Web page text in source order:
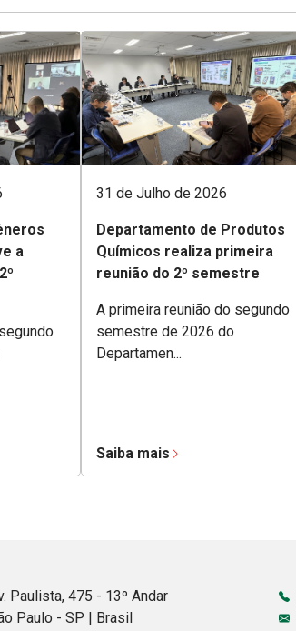
a
31 de Julho de 2026
Departamento de Produtos
Químicos realiza primeira
reunião do 2º semestre
A primeira reunião do segundo
semestre de 2026 do
Departamen...
Saiba mais
Paulista, 475 - 13º Andar
Paulo - SP | Brasil